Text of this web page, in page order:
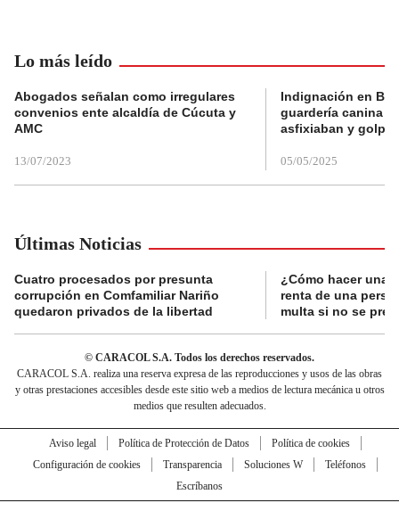
Lo más leído
Abogados señalan como irregulares
convenios ente alcaldía de Cúcuta y
AMC
13/07/2023
Indignación en
guardería canina
asfixiaban y
05/05/2025
Últimas Noticias
Cuatro procesados por presunta
corrupción en Comfamiliar Nariño
quedaron privados de la libertad
¿Cómo hacer una
renta de una
multa si no se
© CARACOL S.A. Todos los derechos reservados.
CARACOL S.A. realiza una reserva expresa de las reproducciones y usos de las obras
y otras prestaciones accesibles desde este sitio web a medios de lectura mecánica u otros
medios que resulten adecuados.
Aviso legal Política de Protección de Datos
Política de cookies
Configuración de cookies
Transparencia Soluciones W
Teléfonos
Escríbanos